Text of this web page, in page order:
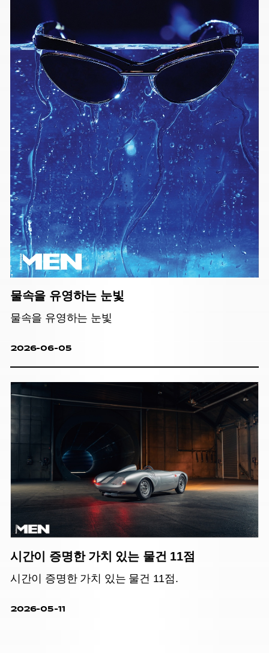
물속을 유영하는 눈빛
물속을 유영하는 눈빛
2026-06-05
시간이 증명한 가치 있는 물건 11점
시간이 증명한 가치 있는 물건 11점.
2026-05-11